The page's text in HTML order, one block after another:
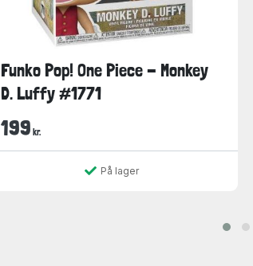
Funko Pop! One Piece - Monkey
D. Luffy #1771
199 kr.
På lager